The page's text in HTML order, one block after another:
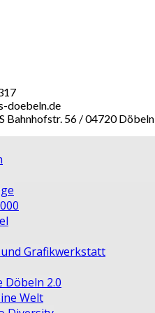
doebeln.de
Bahnhofstr. 56 / 04720 Döbeln
Grafikwerkstatt
Döbeln 2.0
Welt